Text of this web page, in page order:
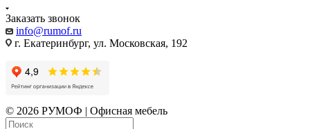
Заказать звонок
info@rumof.ru
г. Екатеринбург, ул. Московская, 192
© 2026 РУМОФ | Офисная мебель